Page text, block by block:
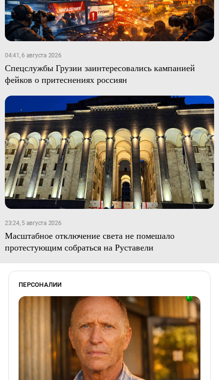
04:41, 6 августа 2026
Спецслужбы Грузии заинтересовались кампанией
фейков о притеснениях россиян
23:24, 5 августа 2026
Масштабное отключение света не помешало
протестующим собраться на Руставели
ПЕРСОНАЛИИ